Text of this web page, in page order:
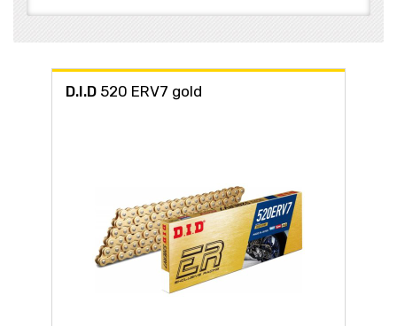
D.I.D 520 ERV7 gold